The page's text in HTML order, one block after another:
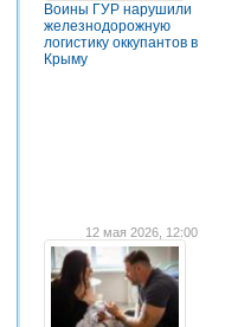
Воины ГУР нарушили
железнодорожную
логистику оккупантов в
Крыму
12 мая 2026, 12:00